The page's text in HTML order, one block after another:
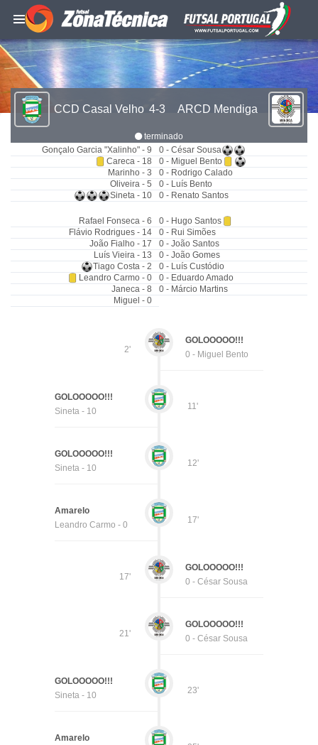
CCD Casal Velho 4-3 ARCD Mendiga
terminado
Gonçalo Garcia "Xalinho" - 9
Careca - 18
Marinho - 3
Oliveira - 5
Sineta - 10
0 - César Sousa
0 - Miguel Bento
0 - Rodrigo Calado
0 - Luís Bento
0 - Renato Santos
Rafael Fonseca - 6
Flávio Rodrigues - 14
João Fialho - 17
Luís Vieira - 13
Tiago Costa - 2
Leandro Carmo - 0
Janeca - 8
Miguel - 0
0 - Hugo Santos
0 - Rui Simões
0 - João Santos
0 - João Gomes
0 - Luís Custódio
0 - Eduardo Amado
0 - Márcio Martins
2'
GOLOOOOO!!!
0 - Miguel Bento
11'
GOLOOOOO!!!
Sineta - 10
12'
GOLOOOOO!!!
Sineta - 10
17'
Amarelo
Leandro Carmo - 0
17'
GOLOOOOO!!!
0 - César Sousa
21'
GOLOOOOO!!!
0 - César Sousa
23'
GOLOOOOO!!!
Sineta - 10
Amarelo